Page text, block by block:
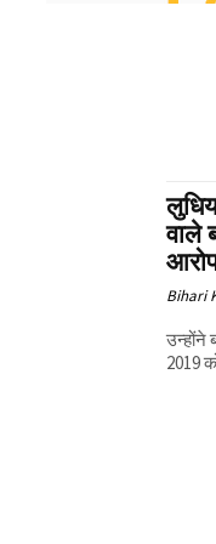
वाले
Bihari
उन्होंने
2019